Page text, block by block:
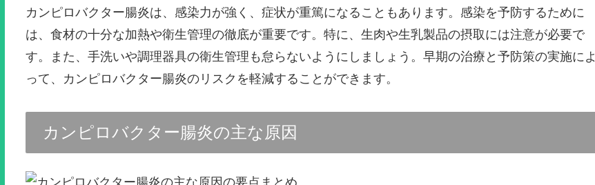
カンピロバクター腸炎は、感染力が強く、症状が重篤になることもあります。感染を予防するために
は、食材の十分な加熱や衛生管理の徹底が重要です。特に、生肉や生乳製品の摂取には注意が必要で
す。また、手洗いや調理器具の衛生管理も怠らないようにしましょう。早期の治療と予防策の実施によ
って、カンピロバクター腸炎のリスクを軽減することができます。
カンピロバクター腸炎の主な原因